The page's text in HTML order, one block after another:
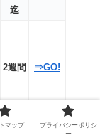
迄
2週間 ⇒GO!
マップ
プライバシーポリシ
ー